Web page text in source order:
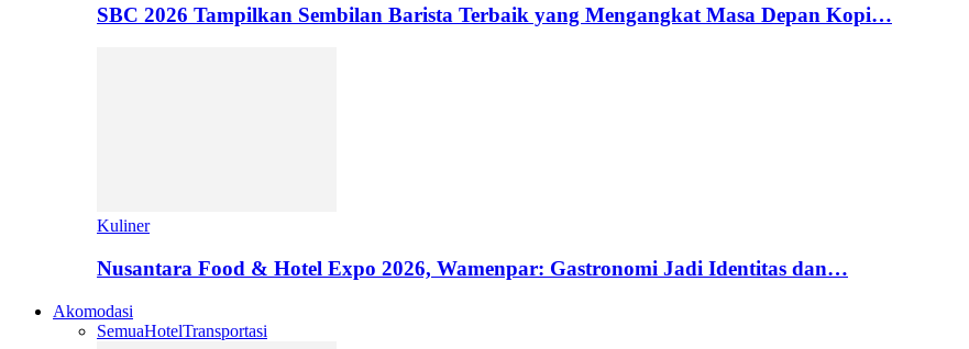
SBC 2026 Tampilkan Sembilan Barista Terbaik yang Mengangkat Masa Depan Kopi…
Kuliner
Nusantara Food & Hotel Expo 2026, Wamenpar: Gastronomi Jadi Identitas dan…
Akomodasi
SemuaHotelTransportasi